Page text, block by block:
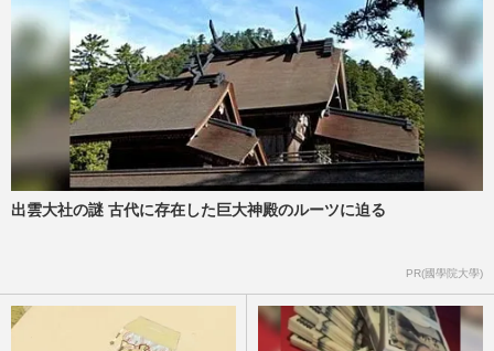
出雲大社の謎 古代に存在した巨大神殿のルーツに迫る
PR(國學院大學)